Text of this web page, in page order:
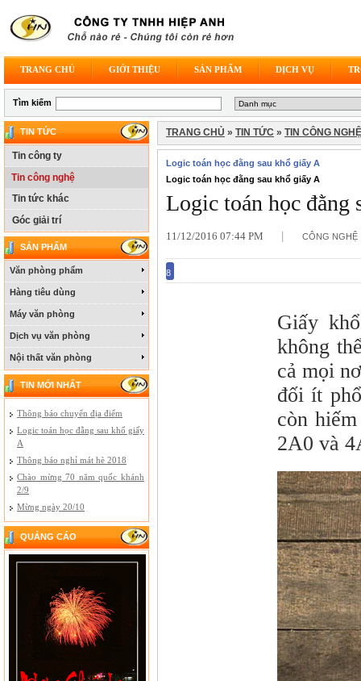
TRANG CHỦ GIỚI THIỆU SẢN PHẨM DỊCH VỤ
Tìm kiếm
TIN TỨC
Tin công ty
Tin công nghệ
Tin tức khác
Góc giải trí
SẢN PHẨM
Văn phòng phẩm
Hàng tiêu dùng
Máy văn phòng
Dịch vụ văn phòng
Nội thất văn phòng
TIN MỚI NHẤT
Thông báo chuyển địa điểm
Logic toán học đằng sau khổ giấy
A
Thông báo nghỉ mát hè 2018
Chào mừng 70 năm quốc khánh
2/9
Mừng ngày 20/10
QUẢNG CÁO
TRANG CHỦ » TIN TỨC » TIN CÔNG NGHỆ
Logic toán học đằng sau khổ giấy A
Logic toán học đằng sau khổ giấy A
Logic toán học đằng
11/12/2016 07:44 PM CÔNG NGHỆ
8
Giấy
không
cả mọi
đối ít
còn
2A0 và